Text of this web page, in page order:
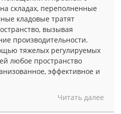
складах, переполненные
кладовые тратят
вызывая
производительности.
тяжелых регулируемых
любое пространство
эффективное и
Читать далее